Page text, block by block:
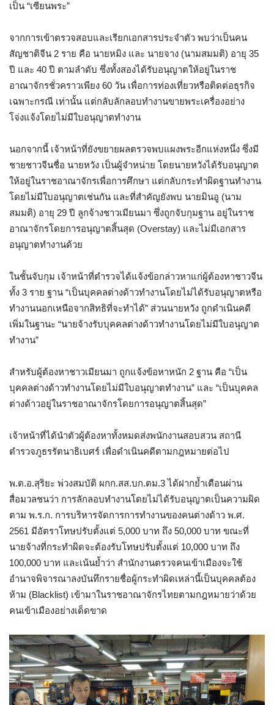
เป็น “เซียนพระ”
จากการเข้าตรวจสอบและเรียกเอกสารประจำตัว พบว่าเป็นคน
สัญชาติจีน 2 ราย คือ นายหมิง และ นายจาง (นามสมมติ) อายุ 35
ปี และ 40 ปี ตามลำดับ ซึ่งทั้งสองได้รับอนุญาตให้อยู่ในราช
อาณาจักรชั่วคราวเพียง 60 วัน เพื่อการท่องเที่ยวหรือติดต่อธุรกิจ
เฉพาะกรณี เท่านั้น แต่กลับลักลอบทำงานขายพระเครื่องอย่าง
โจ่งแจ้งโดยไม่มีใบอนุญาตทำงาน
นอกจากนี้ เจ้าหน้าที่ยังขยายผลตรวจพบแผงพระอีกแห่งหนึ่ง ซึ่งมี
ชายชาวจีนชื่อ นายหวัง เป็นผู้จำหน่าย โดยนายหวังได้รับอนุญาต
ให้อยู่ในราชอาณาจักรเพื่อการศึกษา แต่กลับกระทำผิดฐานทำงาน
โดยไม่มีใบอนุญาตเช่นกัน และที่สำคัญยังพบ นายมินอู (นาม
สมมติ) อายุ 29 ปี ลูกจ้างชาวเมียนมา ซึ่งถูกจับกุมฐาน อยู่ในราช
อาณาจักรโดยการอนุญาตสิ้นสุด (Overstay) และไม่มีเอกสาร
อนุญาตทำงานด้วย
ในชั้นจับกุม เจ้าหน้าที่ตำรวจได้แจ้งข้อกล่าวหาแก่ผู้ต้องหาชาวจีน
ทั้ง 3 ราย ฐาน “เป็นบุคคลต่างด้าวทำงานโดยไม่ได้รับอนุญาตหรือ
ทำงานนอกเหนือจากสิทธิที่จะทำได้” ส่วนนายหวัง ถูกดำเนินคดี
เพิ่มในฐานะ “นายจ้างรับบุคคลต่างด้าวทำงานโดยไม่มีใบอนุญาต
ทำงาน”
สำหรับผู้ต้องหาชาวเมียนมา ถูกแจ้งข้อหาหนัก 2 ฐาน คือ “เป็น
บุคคลต่างด้าวทำงานโดยไม่มีใบอนุญาตทำงาน” และ “เป็นบุคคล
ต่างด้าวอยู่ในราชอาณาจักรโดยการอนุญาตสิ้นสุด”
เจ้าหน้าที่ได้นำตัวผู้ต้องหาทั้งหมดส่งพนักงานสอบสวน สถานี
ตำรวจภูธรรัตนาธิเบศร์ เพื่อดำเนินคดีตามกฎหมายต่อไป
พ.ต.อ.สุริยะ พ่วงสมบัติ ผกก.สส.บก.ตม.3 ได้ฝากย้ำเตือนผ่าน
สื่อมวลชนว่า การลักลอบทำงานโดยไม่ได้รับอนุญาตเป็นความผิด
ตาม พ.ร.ก. การบริหารจัดการการทำงานของคนต่างด้าว พ.ศ.
2561 มีอัตราโทษปรับตั้งแต่ 5,000 บาท ถึง 50,000 บาท ขณะที่
นายจ้างที่กระทำผิดจะต้องรับโทษปรับตั้งแต่ 10,000 บาท ถึง
100,000 บาท และเน้นย้ำว่า สำนักงานตรวจคนเข้าเมืองจะใช้
อำนาจพิจารณาลงบันทึกรายชื่อผู้กระทำผิดเหล่านี้เป็นบุคคลต้อง
ห้าม (Blacklist) เข้ามาในราชอาณาจักรไทยตามกฎหมายว่าด้วย
คนเข้าเมืองอย่างเด็ดขาด